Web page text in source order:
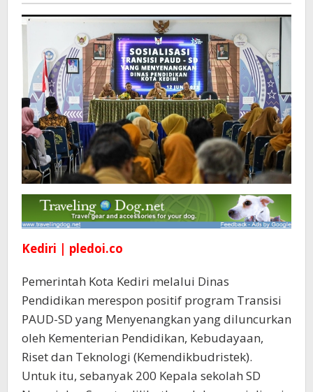
Transisi
PAUD-
SD
Yang
Menyenangkan
Kediri | pledoi.co
Pemerintah Kota Kediri melalui Dinas
Pendidikan merespon positif program Transisi
PAUD-SD yang Menyenangkan yang diluncurkan
oleh Kementerian Pendidikan, Kebudayaan,
Riset dan Teknologi (Kemendikbudristek).
Untuk itu, sebanyak 200 Kepala sekolah SD